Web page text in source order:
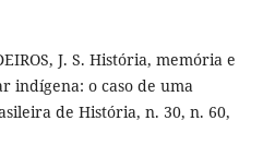
J. S. História, memória e
indígena: o caso de uma
de História, n. 30, n. 60,